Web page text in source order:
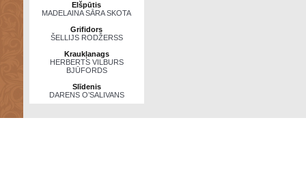
Elšpūtis
MADELAINA SĀRA SKOTA
Grifidors
ŠELLIJS RODŽERSS
Kraukļanags
HERBERTS VILBURS
BJŪFORDS
Slīdenis
DARENS O’SALIVANS